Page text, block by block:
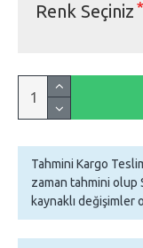
Renk Seçiniz
Tahmini Kargo
zaman tahmini olup
kaynaklı değişimler